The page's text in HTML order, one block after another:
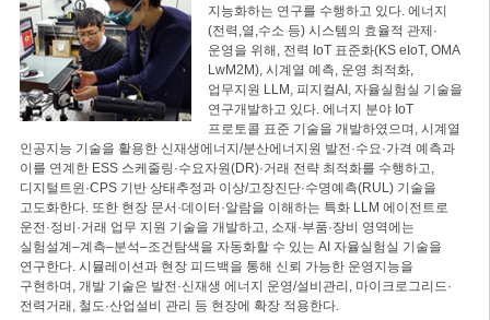
지능화하는 연구를 수행하고 있다. 에너지
(전력,열,수소 등) 시스템의 효율적 관제·
운영을 위해, 전력 IoT 표준화(KS eIoT, OMA
LwM2M), 시계열 예측, 운영 최적화,
업무지원 LLM, 피지컬AI, 자율실험실 기술을
연구개발하고 있다. 에너지 분야 IoT
프로토콜 표준 기술을 개발하였으며, 시계열
인공지능 기술을 활용한 신재생에너지/분산에너지원 발전·수요·가격 예측과
이를 연계한 ESS 스케줄링·수요자원(DR)·거래 전략 최적화를 수행하고,
디지털트윈·CPS 기반 상태추정과 이상/고장진단·수명예측(RUL) 기술을
고도화한다. 또한 현장 문서·데이터·알람을 이해하는 특화 LLM 에이전트로
운전·정비·거래 업무 지원 기술을 개발하고, 소재·부품·장비 영역에는
실험설계–계측–분석–조건탐색을 자동화할 수 있는 AI 자율실험실 기술을
연구한다. 시뮬레이션과 현장 피드백을 통해 신뢰 가능한 운영지능을
구현하며, 개발 기술은 발전·신재생 에너지 운영/설비관리, 마이크로그리드·
전력거래, 철도·산업설비 관리 등 현장에 확장 적용한다.